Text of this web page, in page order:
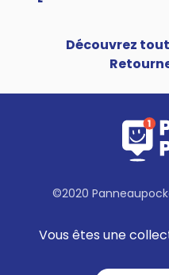
Découvrez
©2020
Vous êtes une